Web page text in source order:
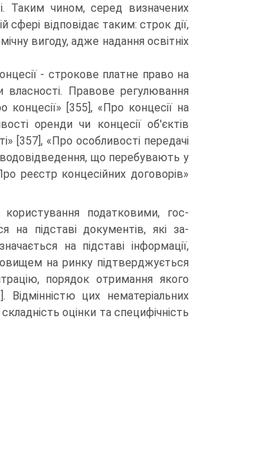
Таким чином, серед визначених
сфері відповідає таким: строк дії,
вигоду, адже надання освітніх
- строкове платне пра­во на
Правове регулювання
концесії» [355], «Про концесії на
оренди чи концесії об'єктів
[357], «Про особливості передачі
водовідведення, що перебувають у
реєстр концесійних догово­рів»
податковими, гос­
на підставі документів, які за­
на підставі інформації,
на ринку підтверджуєть­ся
порядок отримання якого
цих нематеріальних
оцінки та специфіч­ність